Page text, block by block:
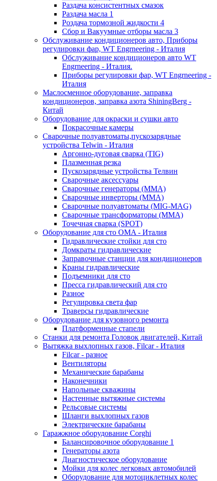
Раздача консистентных смазок
Раздача масла 1
Роздача тормозной жидкости 4
Сбор и Вакуумные отборы масла 3
Обслуживание кондиционеров авто, Приборы
регулировки фар, WT Engrneering - Италия
Обслуживание кондиционеров авто WT
Engrneering - Италия.
Приборы регулировки фар, WT Engrneering -
Италия
Маслосменное оборудование, заправка
кондиционеров, заправка азота ShiningBerg -
Китай
Оборудование для окраски и сушки авто
Покрасочные камеры
Сварочные полуавтоматы,пускозарядные
устройства Telwin - Италия
Аргонно-дуговая сварка (TIG)
Плазменная резка
Пускозарядные устройства Телвин
Сварочные аксессуары
Сварочные генераторы (MMA)
Сварочные инверторы (MMA)
Сварочные полуавтоматы (MIG-MAG)
Сварочные трансформаторы (MMA)
Точечная сварка (SPOT)
Оборудование для сто OMA - Италия
Гидравлические стойки для сто
Домкраты гидравлические
Заправочные станции для кондиционеров
Краны гидравлические
Подъемники для сто
Пресса гидравлический для сто
Разное
Регулировка света фар
Траверсы гидравлические
Оборудование для кузовного ремонта
Платформенные стапели
Станки для ремонта Головок двигателей, Китай
Вытяжка выхлопных газов, Filcar - Италия
Filcar - разное
Вентиляторы
Механические барабаны
Наконечники
Напольные скважины
Настенные вытяжные системы
Рельсовые системы
Шланги выхлопных газов
Электрические барабаны
Гаражжное оборудование Corghi
Балансировочное оборудование 1
Генераторы азота
Диагностическое оборудование
Мойки для колес легковых автомобилей
Оборудование для мотоциклетных колес